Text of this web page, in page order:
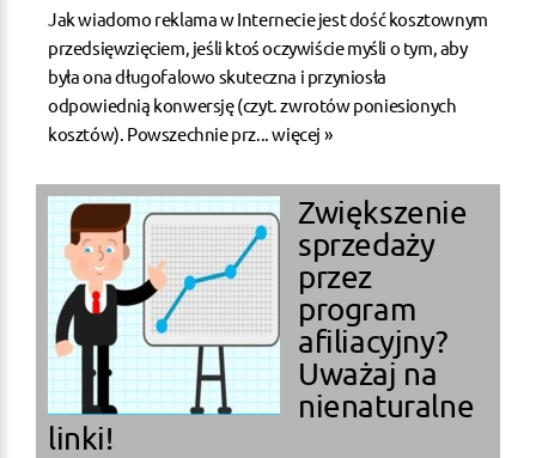
Jak wiadomo reklama w Internecie jest dość kosztownym
przedsięwzięciem, jeśli ktoś oczywiście myśli o tym, aby
była ona długofalowo skuteczna i przyniosła
odpowiednią konwersję (czyt. zwrotów poniesionych
kosztów). Powszechnie prz...więcej »
Zwiększenie
sprzedaży
przez
program
afiliacyjny?
Uważaj na
nienaturalne
linki!